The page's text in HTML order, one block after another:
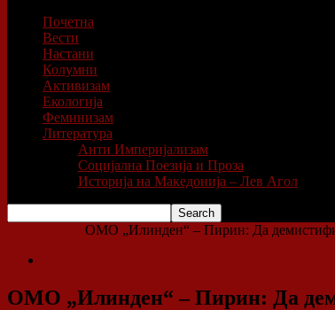
Почетна
Вести
Настани
Колумни
Активизам
Екологија
Феминизам
Литература
Анти Империјализам
Социјална Поезија и Проза
Историја на Македонија – Лев Агол
ОМО „Илинден“ – Пирин: Да
ОМО „Илинден“ – Пирин: Да